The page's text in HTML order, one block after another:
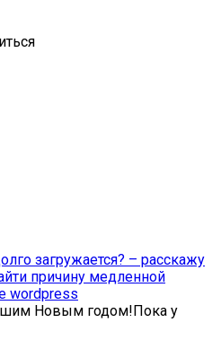
загружается? – расскажу
причину медленной
wordpress
Новым годом!Пока у